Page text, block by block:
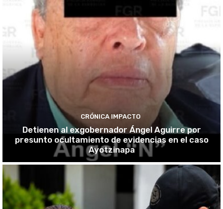
CRÓNICA IMPACTO
Detienen al exgobernador Ángel Aguirre por
presunto ocultamiento de evidencias en el caso
Ayotzinapa